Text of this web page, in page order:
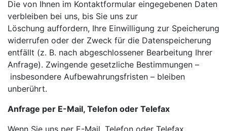
Die von Ihnen im Kontaktformular eingegebenen Daten
verbleiben bei uns, bis Sie uns zur
Löschung auffordern, Ihre Einwilligung zur Speicherung
widerrufen oder der Zweck für die Datenspeicherung
entfällt (z. B. nach abgeschlossener Bearbeitung Ihrer
Anfrage). Zwingende gesetzliche Bestimmungen –
insbesondere Aufbewahrungsfristen – bleiben
unberührt.
Anfrage per E-Mail, Telefon oder Telefax
Wenn Sie uns per E-Mail, Telefon oder Telefax